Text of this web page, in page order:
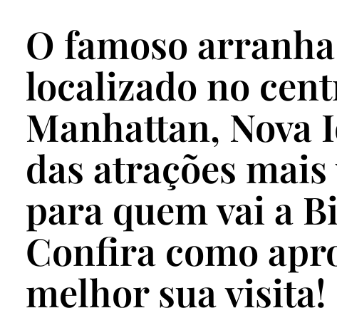
O famoso
localizado no
Manhattan, Nova
das atrações
para quem vai a
Confira como
melhor sua visita!